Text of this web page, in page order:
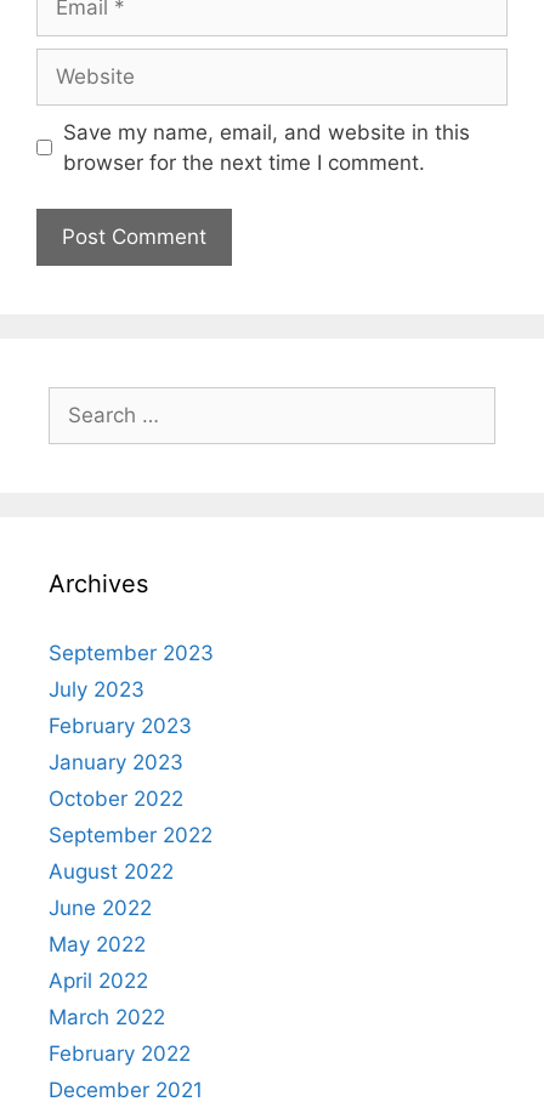
Save my name, email, and website in this
browser for the next time I comment.
Archives
September 2023
July 2023
February 2023
January 2023
October 2022
September 2022
August 2022
June 2022
May 2022
April 2022
March 2022
February 2022
December 2021